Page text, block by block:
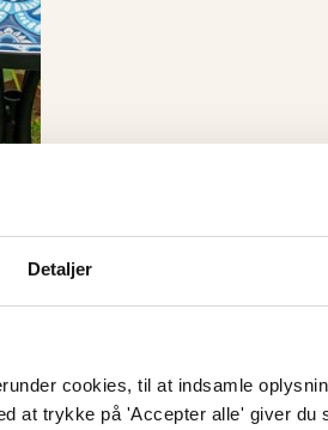
Detaljer
cookies, til at indsamle
at trykke på 'Accepter alle' giver